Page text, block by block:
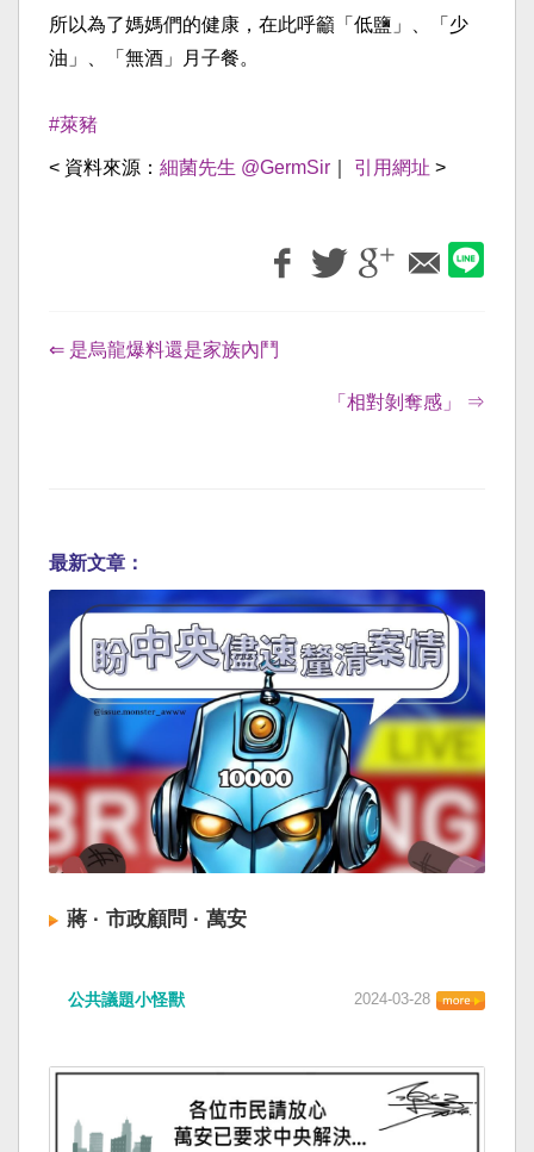
所以為了媽媽們的健康，在此呼籲「低鹽」、「少
油」、「無酒」月子餐。
#萊豬
< 資料來源： 細菌先生 @GermSir 引用網址 >
⇐ 是烏龍爆料還是家族內鬥
「相對剝奪感」 ⇒
最新文章：
蔣 · 市政顧問 · 萬安
公共議題小怪獸 2024-03-28